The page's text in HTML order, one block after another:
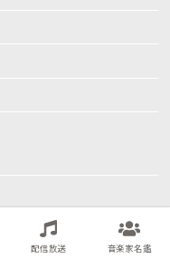
配信放送 音楽家名鑑